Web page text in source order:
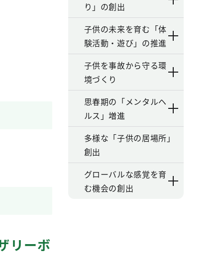
リーボ
り」の創出
子供の未来を育む「体
験活動・遊び」の推進
子供を事故から守る環
境づくり
思春期の「メンタルヘ
ルス」増進
多様な「子供の居場所」
創出
グローバルな感覚を育
む機会の創出